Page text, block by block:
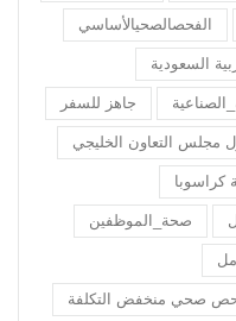
الفحصالصحيالأساسي
السعودية
جاهز للسفر
مجلس التعاون الخليجي
كراسوبا
صحة_الموظفين
صحي منخفض التكلفة